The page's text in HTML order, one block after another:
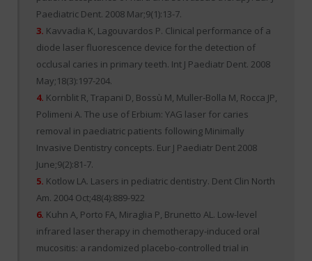
Paediatric Dent. 2008 Mar;9(1):13-7.
3. Kavvadia K, Lagouvardos P. Clinical performance of a
diode laser fluorescence device for the detection of
occlusal caries in primary teeth. Int J Paediatr Dent. 2008
May;18(3):197-204.
4. Kornblit R, Trapani D, Bossù M, Muller-Bolla M, Rocca JP,
Polimeni A. The use of Erbium: YAG laser for caries
removal in paediatric patients following Minimally
Invasive Dentistry concepts. Eur J Paediatr Dent 2008
June;9(2):81-7.
5. Kotlow LA. Lasers in pediatric dentistry. Dent Clin North
Am. 2004 Oct;48(4):889-922
6. Kuhn A, Porto FA, Miraglia P, Brunetto AL. Low-level
infrared laser therapy in chemotherapy-induced oral
mucositis: a randomized placebo-controlled trial in